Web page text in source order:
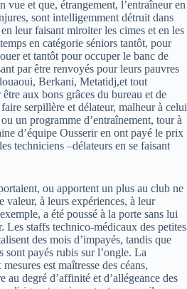
vue et que, étrangement, l’entraîneur en
sont intelligemment détruit dans
leur faisant miroiter les cimes et en les
en catégorie séniors tantôt, pour
et tantôt pour occuper le banc de
par être renvoyés pour leurs pauvres
Berkani, Metatidj,et tout
aux bons grâces du bureau et de
serpillère et délateur, malheur à celui
un programme d’entraînement, tour à
d’équipe Ousserir en ont payé le prix
techniciens –délateurs en se faisant
ou apportent un plus au club ne
valeur, à leurs expériences, à leur
a été poussé à la porte sans lui
Les staffs technico-médicaux des petites
des mois d’impayés, tandis que
sont payés rubis sur l’ongle. La
est maîtresse des céans,
au degré d’affinité et d’allégeance des